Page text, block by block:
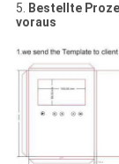
5. Bestellte
voraus